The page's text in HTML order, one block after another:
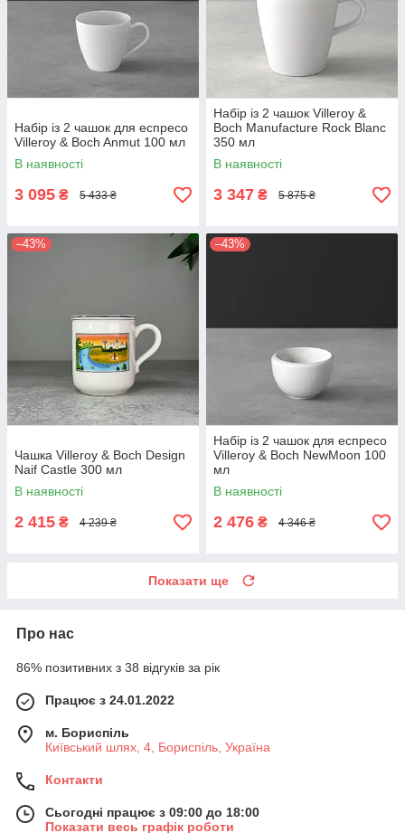
Набір із 2 чашок для еспресо
Villeroy & Boch Anmut 100 мл
В наявності
3 095 ₴ 5 433 ₴
Набір із 2 чашок Villeroy &
Boch Manufacture Rock Blanc
350 мл
В наявності
3 347 ₴ 5 875 ₴
–43%
Чашка Villeroy & Boch Design
Naif Castle 300 мл
В наявності
2 415 ₴ 4 239 ₴
–43%
Набір із 2 чашок для еспресо
Villeroy & Boch NewMoon 100
мл
В наявності
2 476 ₴ 4 346 ₴
Показати ще
Про нас
86% позитивних з 38 відгуків за рік
Працює з 24.01.2022
м. Бориспіль
Київський шлях, 4, Бориспіль, Україна
Контакти
Сьогодні працює з 09:00 до 18:00
Показати весь графік роботи